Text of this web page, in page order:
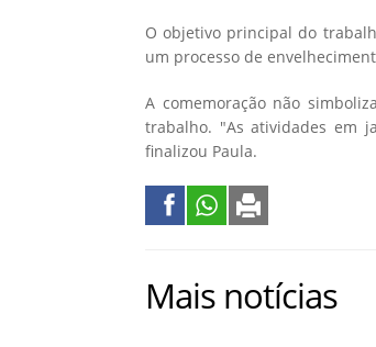
O objetivo principal do
um processo de
A comemoração não
trabalho. "As atividades em
finalizou Paula.
Mais notícias